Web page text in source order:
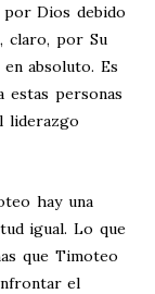
por Dios debido
claro, por Su
absoluto. Es
estas personas
liderazgo
hay una
igual. Lo que
que Timoteo
el